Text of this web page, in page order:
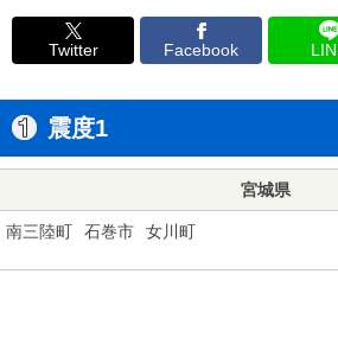
Twitter Facebook
震度1
宮城県
南三陸町 石巻市 女川町